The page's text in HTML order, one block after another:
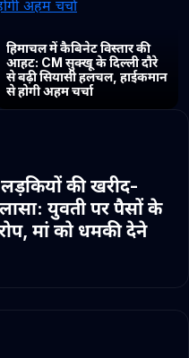
हिमाचल में कैबिनेट विस्तार की
आहट: CM सुक्खू के दिल्ली दौरे
से बढ़ी सियासी हलचल, हाईकमान
से होगी अहम चर्चा
लड़कियों की खरीद-
युवती पर पैसों के
मां को धमकी देने